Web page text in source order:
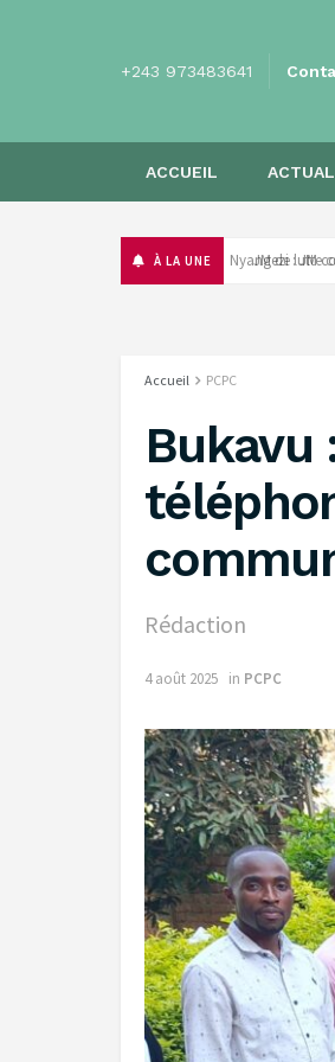
+243 973483641
ACCUEIL
À LA UNE ‎Nyangezi :
Accueil PCPC
Bukavu
Rédaction
4 août 2025 in PCPC